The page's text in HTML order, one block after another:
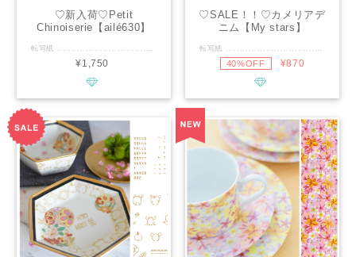
♡新入荷♡Petit
Chinoiserie【ailé630】
転写紙 .............................................. ■種類：白磁用 ■推奨焼成温度：専用電気炉で800℃程度 ■サイズ：A4 ■カラー：赤、黄緑、黄色、紫 ............................................. 鮮やかな色使いが目を引く転写紙です。 シノワズリなお花と蝶がたっぷり詰まっているので お皿やお椀、小鉢などセットで作成頂けます。 お好きな色の転写紙や絵の具と組合せれば オリジナリティ溢れる作品作りにもご活用頂けます。 ※ガラス用もございます。 https://www.tensyashi.net/items/48619882 ................................................ ※通常レッスン・イベントレッスン・オーダー等の個人販売にも幅広くお使い頂けます。 ※デザインの複製は固く禁止致します。
¥1,750
♡SALE！！♡カメリアデ
ニム【My stars】
転写紙 .............................................. ■種類：白磁用 ■焼成温度：専用電気炉で800℃程度 ■サイズ：A4 ■カラー：インディゴブルー .............................................. リアルデニムにこだわったフルカラー印刷のカメリアデニムの転写紙。 カメリア１つでも存在感のあるカメリアデニムに仕上がっております。 付属パールラインは白磁に映えるイエローパールを使用。 アクセサリー感覚でデザインを楽しめます。 エレガントな雰囲気のカメリアもリアルデニムカラーで カジュアルなデザインとの組み合わせもよく合います。 ................................................................ ※パールラインは濃いお色の単色転写紙との重ね貼りはパールのお色が出ませんのでご注意下さい。 ※サロンやお教室でのレッスン・イベントレッスン・個人販売は可能ですが商用利用はご遠慮下さい。 ※転写紙の複製加工による再販は禁止させて頂きます。 ..................................................................... 花/デニム
40%OFF ¥870